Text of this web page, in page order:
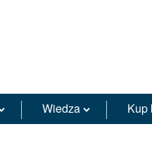
Wiedza Kup